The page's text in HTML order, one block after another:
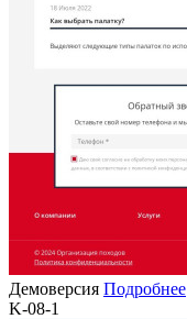
Демоверсия Подробнее
K-08-1